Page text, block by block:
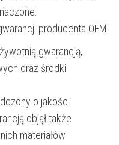
producenta OEM.
gwarancją,
oraz środki
o jakości
objął także
materiałów